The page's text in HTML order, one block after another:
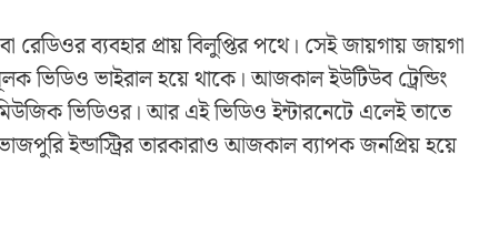
রেডিওর ব্যবহার প্রায় বিলুপ্তির পথে। সেই জায়গায় জায়গা
ভিডিও ভাইরাল হয়ে থাকে। আজকাল ইউটিউব ট্রেন্ডিং
ভিডিওর। আর এই ভিডিও ইন্টারনেটে এলেই তাতে
ইন্ডাস্ট্রির তারকারাও আজকাল ব্যাপক জনপ্রিয় হয়ে